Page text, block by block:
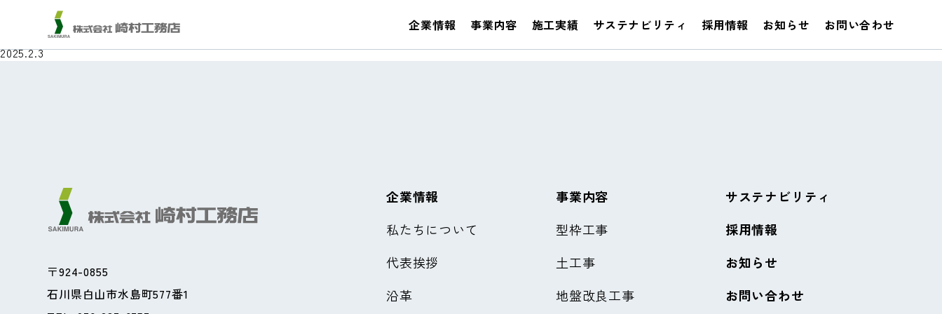
企業情報 事業内容 施工実績 サステナビリティ 採用情報 お知らせ お問い合わせ
フジトランスポート株式会社 富山支店
2025.2.3
〒924-0855
石川県白山市水島町577番1
企業情報
私たちについて
代表挨拶
沿革
事業内容
型枠工事
土工事
地盤改良工事
サステナビリティ
採用情報
お知らせ
お問い合わせ